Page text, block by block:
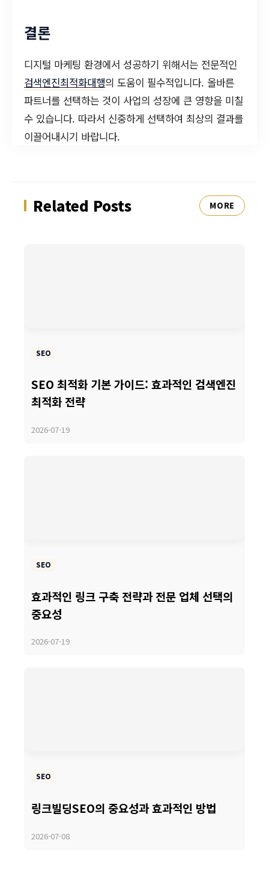
결론
디지털 마케팅 환경에서 성공하기 위해서는 전문적인
검색엔진최적화대행의 도움이 필수적입니다. 올바른
파트너를 선택하는 것이 사업의 성장에 큰 영향을 미칠
수 있습니다. 따라서 신중하게 선택하여 최상의 결과를
이끌어내시기 바랍니다.
Related Posts MORE
SEO
SEO 최적화 기본 가이드: 효과적인 검색엔진
최적화 전략
2026-07-19
SEO
효과적인 링크 구축 전략과 전문 업체 선택의
중요성
2026-07-19
SEO
링크빌딩SEO의 중요성과 효과적인 방법
2026-07-08